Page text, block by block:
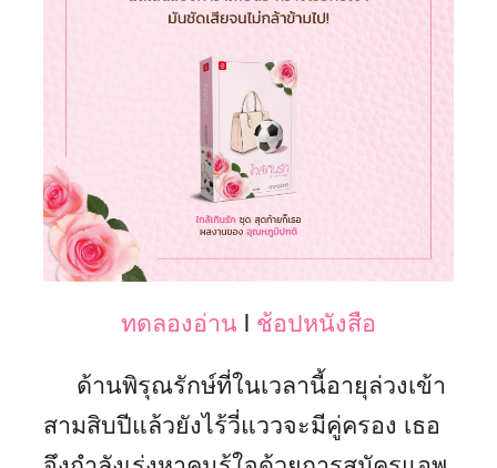
ทดลองอ่านl ช้อปหนังสือ
ด้านพิรุณรักษ์ที่ในเวลานี้อายุล่วงเข้า
สามสิบปีแล้วยังไร้วี่แววจะมีคู่ครอง เธอ